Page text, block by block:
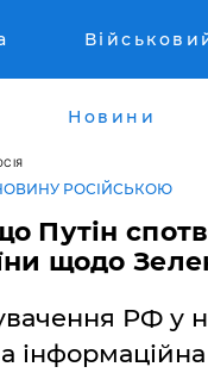
Новини
РОСІЙСЬКОЮ
Путін
щодо
РФ у